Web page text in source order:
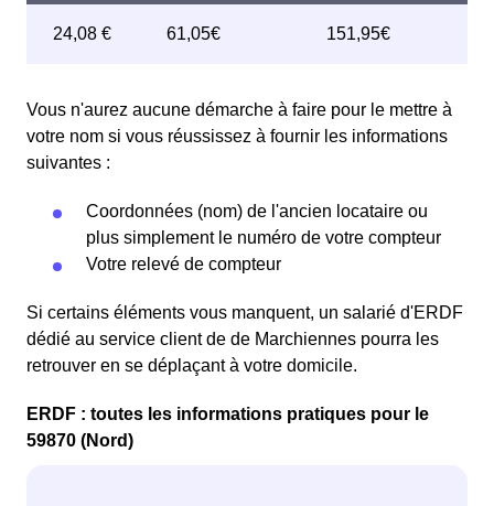
Vous n'aurez aucune démarche à faire pour le mettre à
votre nom si vous réussissez à fournir les informations
suivantes :
Coordonnées (nom) de l'ancien locataire ou
plus simplement le numéro de votre compteur
Votre relevé de compteur
Si certains éléments vous manquent, un salarié d'ERDF
dédié au service client de de Marchiennes pourra les
retrouver en se déplaçant à votre domicile.
ERDF : toutes les informations pratiques pour le
59870 (Nord)